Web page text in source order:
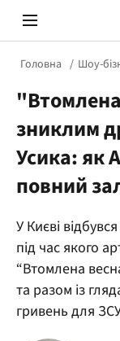
Головна Шоу-
зниклим
Усика: як
повний
У Києві
під час якого
“Втомлена
та разом із
гривень для